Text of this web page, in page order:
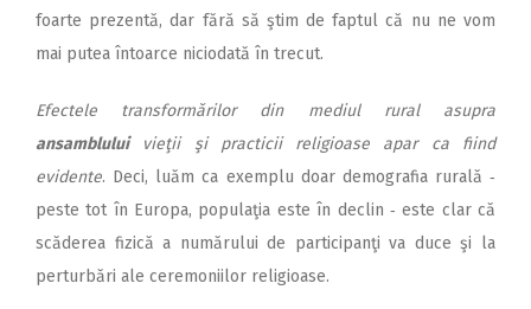
foarte prezentă, dar fără să ştim de faptul că nu ne vom
mai putea întoarce niciodată în trecut.
Efectele transformărilor din mediul rural asupra
ansambluluivieţii şi practicii religioase apar ca fiind
evidente. Deci, luăm ca exemplu doar demografia rurală ‑
peste tot în Europa, populaţia este în declin ‑ este clar că
scăderea fizică a numărului de participanţi va duce şi la
perturbări ale ceremoniilor religioase.